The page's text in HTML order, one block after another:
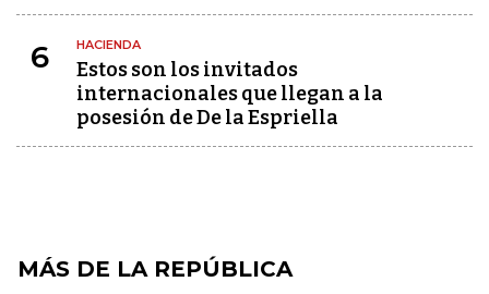
6 HACIENDA
Estos son los invitados
internacionales que llegan a la
posesión de De la Espriella
MÁS DE LA REPÚBLICA